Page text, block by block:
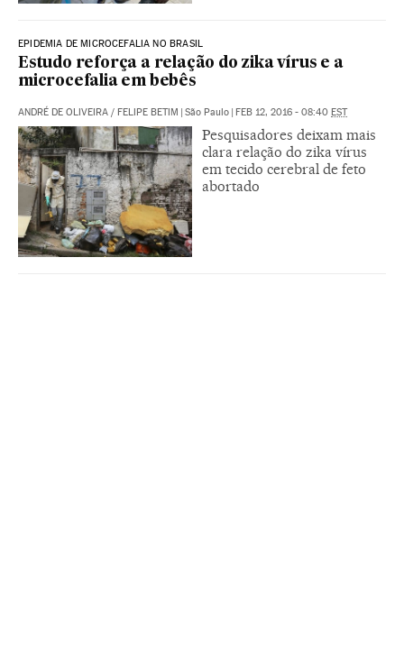
EPIDEMIA DE MICROCEFALIA NO BRASIL
Estudo reforça a relação do zika vírus e a
microcefalia em bebês
ANDRÉ DE OLIVEIRA / FELIPE BETIM | São Paulo | FEB 12, 2016 - 08:40 EST
Pesquisadores deixam mais
clara relação do zika vírus
em tecido cerebral de feto
abortado